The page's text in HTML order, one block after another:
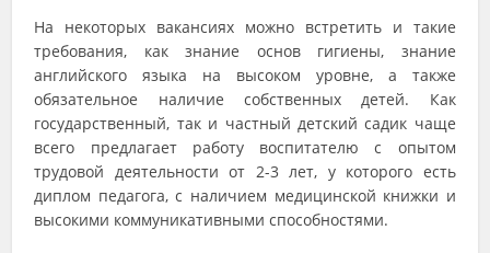
На некоторых вакансиях можно встретить и такие
требования, как знание основ гигиены, знание
английского языка на высоком уровне, а также
обязательное наличие собственных детей. Как
государственный, так и частный детский садик чаще
всего предлагает работу воспитателю с опытом
трудовой деятельности от 2-3 лет, у которого есть
диплом педагога, с наличием медицинской книжки и
высокими коммуникативными способностями.